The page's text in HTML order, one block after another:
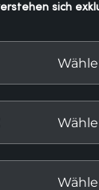
sich